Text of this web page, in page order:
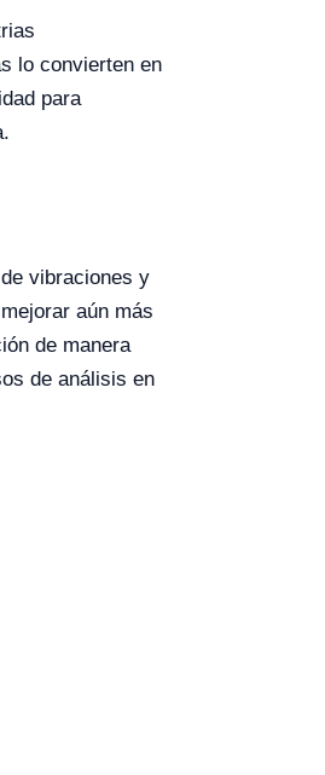
lo convierten en
para
vibraciones y
aún más
de manera
de análisis en